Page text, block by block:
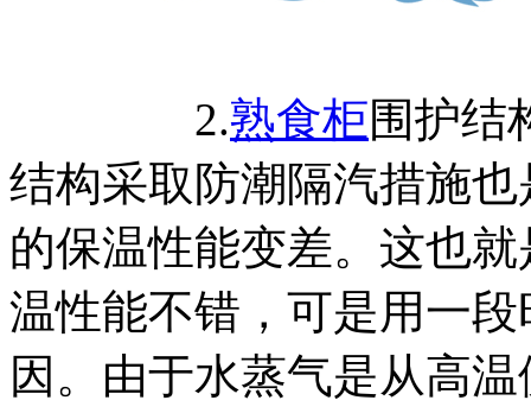
2.熟食柜围护结
结构采取防潮隔汽措施
的保温性能变差。这也
温性能不错，可是用一
因。由于水蒸气是从高